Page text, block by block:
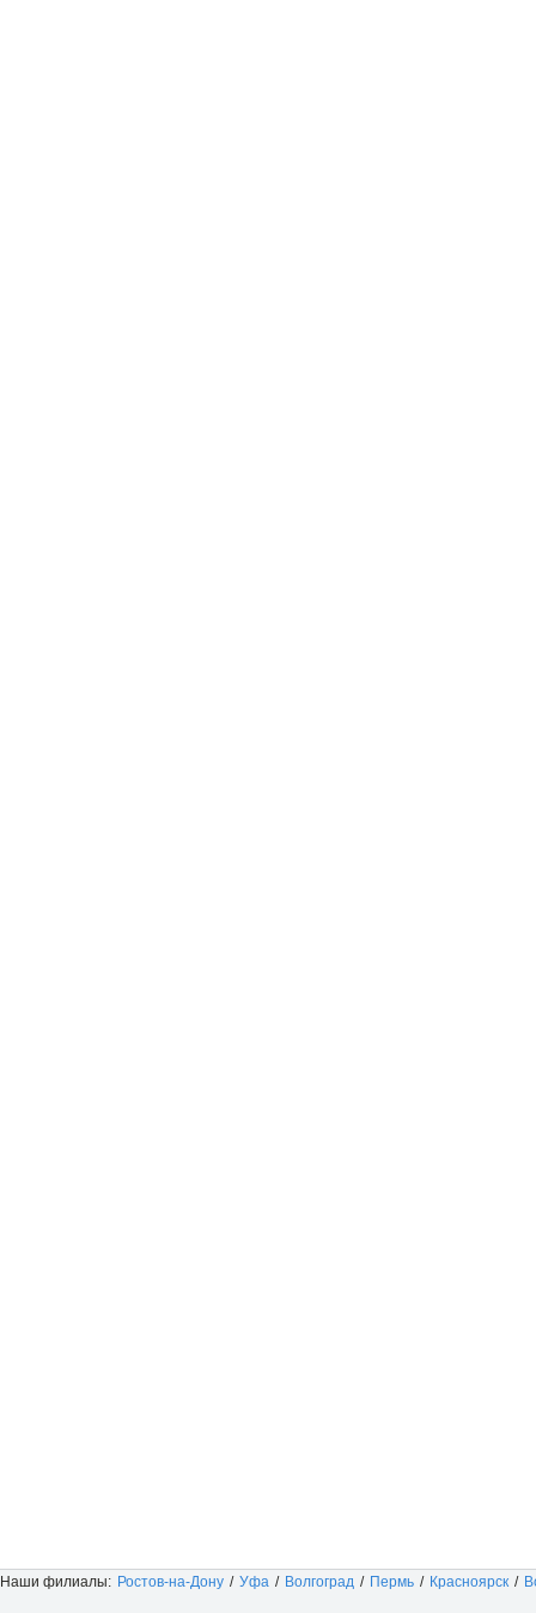
Наши филиалы: Ростов-на-Дону / Уфа / Волгоград / Пермь / Красноярск /